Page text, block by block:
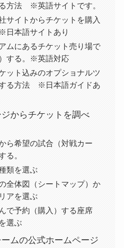
る方法 ※英語サイトです。
サイトからチケットを購入
本語サイトあり
ムにあるチケット売り場で
する。※英語対応
ット込みのオプショナルツ
る方法 ※日本語ガイドあ
からチケットを調べ
ら希望の試合（対戦カー
る。
類を選ぶ
全体図（シートマップ）か
アを選ぶ
で予約（購入）する座席
選ぶ
ムの公式ホームページ